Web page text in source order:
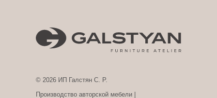
© 2026 ИП Галстян С. Р.
Производство авторской мебели |